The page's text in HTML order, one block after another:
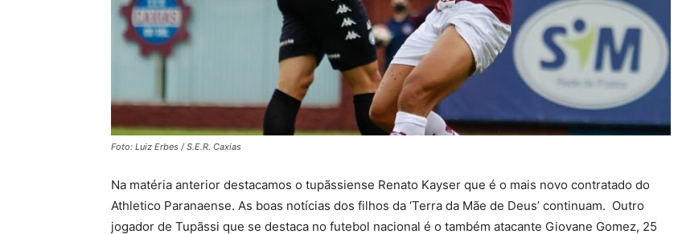
Foto: Luiz Erbes / S.E.R. Caxias
Na matéria anterior destacamos o tupãssiense Renato Kayser que é o mais novo contratado do
Athletico Paranaense. As boas notícias dos filhos da ‘Terra da Mãe de Deus’ continuam. Outro
jogador de Tupãssi que se destaca no futebol nacional é o também atacante Giovane Gomez, 25